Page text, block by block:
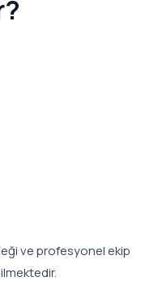
ve profesyonel ekip